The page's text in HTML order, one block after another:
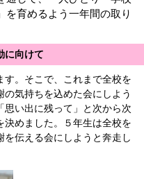
を育めるよう一年間の取り
に向けて
す。そこで、これまで全校を
気持ちを込めた会にしよう
思い出に残って」と次から次
めました。５年生は全校を
を伝える会にしようと奔走し